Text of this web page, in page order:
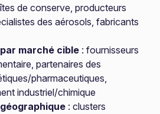
de conserve, producteurs
des aérosols, fabricants
marché cible : fournisseurs
partenaires des
pharmaceutiques,
industriel/chimique
: clusters